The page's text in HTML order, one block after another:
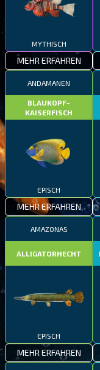
MYTHISCH
MEHR ERFAHREN
ANDAMANEN
BLAUKOPF-
KAISERFISCH
EPISCH
MEHR ERFAHREN
AMAZONAS
ALLIGATORHECHT
EPISCH
MEHR ERFAHREN